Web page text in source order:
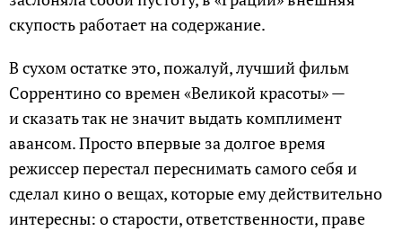
скупость работает на содержание.
В сухом остатке это, пожалуй, лучший фильм
Соррентино со времен «Великой красоты» —
и сказать так не значит выдать комплимент
авансом. Просто впервые за долгое время
режиссер перестал переснимать самого себя и
сделал кино о вещах, которые ему действительно
интересны: о старости, ответственности, праве